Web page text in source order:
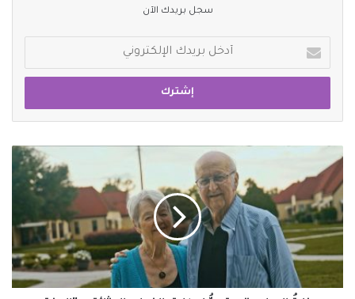
سجل بريدك الآن
بريدك
الإلكتروني
الإعلام
تستعدُّ
لإطلاق
الفيلم
الوثائقي
“الدختر